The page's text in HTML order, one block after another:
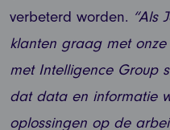
verbeterd worden. “Als
klanten graag met
met Intelligence Group
dat data en informatie
oplossingen op de